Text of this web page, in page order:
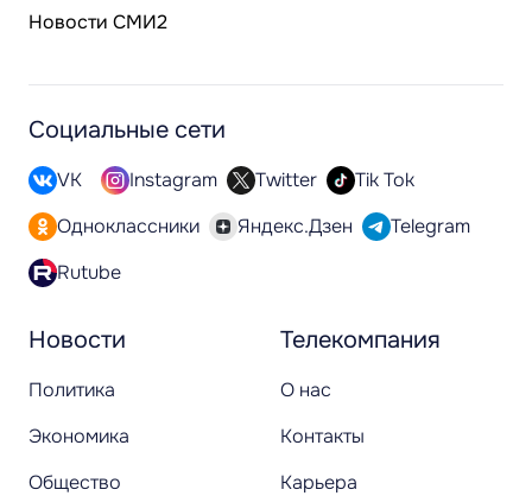
Новости СМИ2
Новости
Политика
Экономика
Общество
Телекомпания
О нас
Контакты
Карьера
Социальные сети
VK Instagram Twitter
Tik Tok
Одноклассники
Яндекс.Дзен
Telegram
Rutube